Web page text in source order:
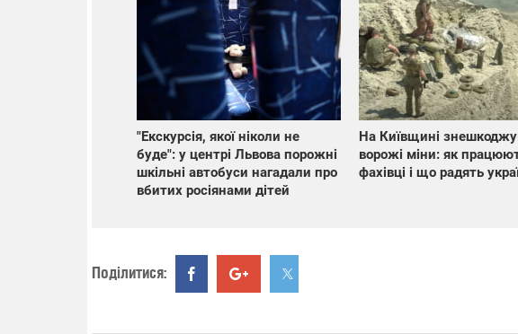
"Екскурсія, якої ніколи не
буде": у центрі Львова порожні
шкільні автобуси нагадали про
вбитих росіянами дітей
На Київщині
ворожі міни: як
фахівці і що радять
Поділитися: